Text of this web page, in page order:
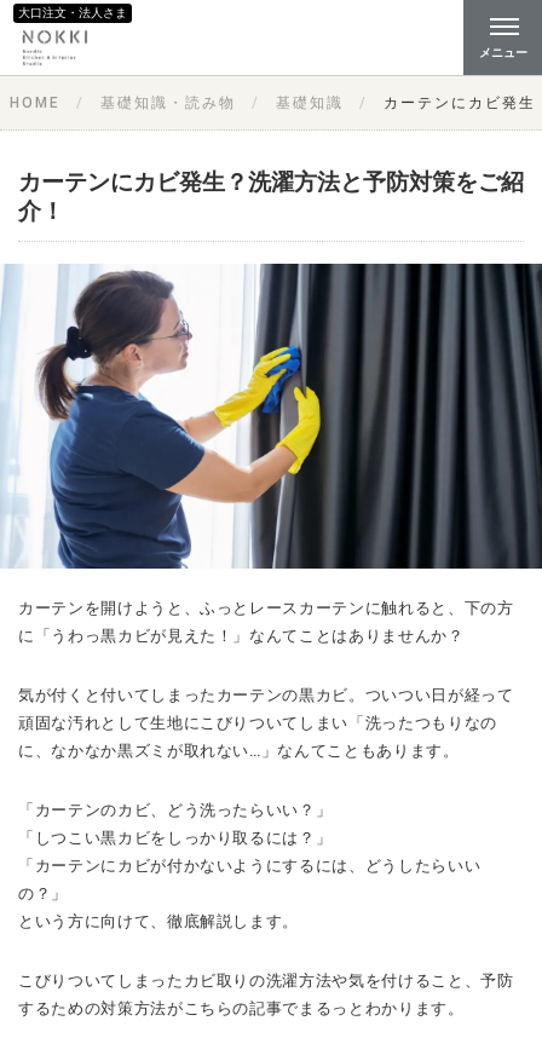
大口注文・法人さま
メニュー
HOME 基礎知識・読み物 基礎知識 カーテンにカビ発
カーテンにカビ発生？洗濯方法と予防対策をご紹
介！
カーテンを開けようと、ふっとレースカーテンに触れると、下の方
に「うわっ黒カビが見えた！」なんてことはありませんか？
気が付くと付いてしまったカーテンの黒カビ。ついつい日が経って
頑固な汚れとして生地にこびりついてしまい「洗ったつもりなの
に、なかなか黒ズミが取れない…」なんてこともあります。
「カーテンのカビ、どう洗ったらいい？」
「しつこい黒カビをしっかり取るには？」
「カーテンにカビが付かないようにするには、どうしたらいい
の？」
という方に向けて、徹底解説します。
こびりついてしまったカビ取りの洗濯方法や気を付けること、予防
するための対策方法がこちらの記事でまるっとわかります。